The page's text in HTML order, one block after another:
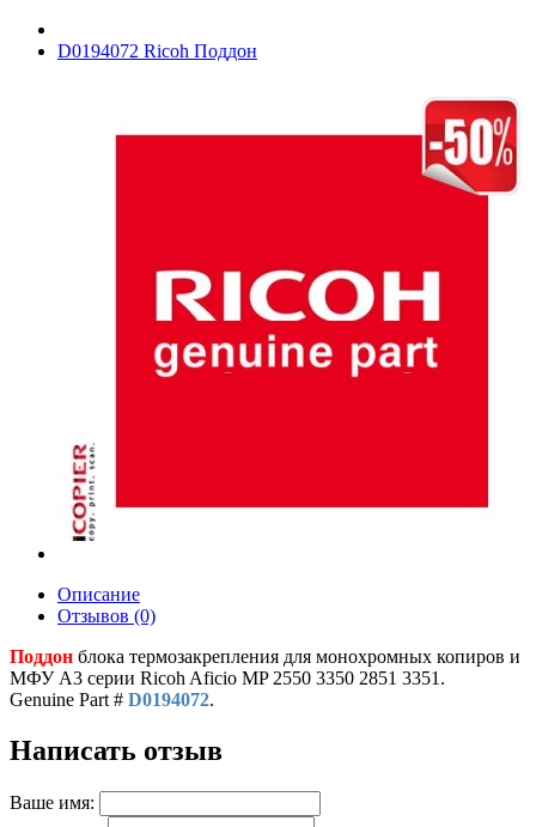
D0194072 Ricoh Поддон
Описание
Отзывов (0)
Поддон блока термозакрепления для монохромных копиров и
МФУ A3 серии Ricoh Aficio MP 2550 3350 2851 3351.
Genuine Part # D0194072.
Написать отзыв
Ваше имя: